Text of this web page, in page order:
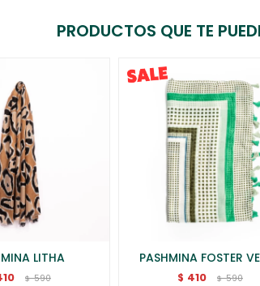
PRODUCTOS QUE TE
LITHA
$ 590
PASHMINA FOSTER
$ 410 $ 590